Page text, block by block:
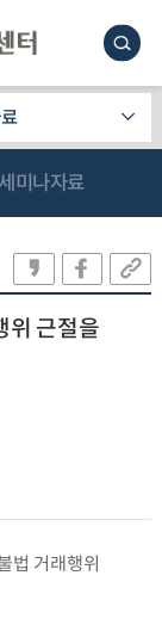
세미나자료
위 근절을
법 거래행위